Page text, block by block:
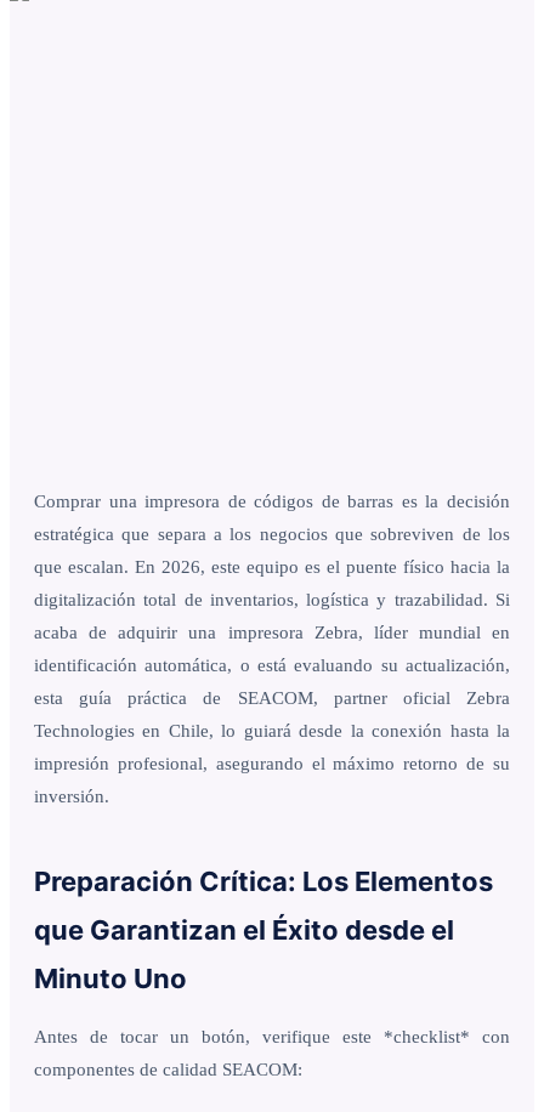
Comprar una impresora de códigos de barras es la decisión
estratégica que separa a los negocios que sobreviven de los
que escalan. En 2026, este equipo es el puente físico hacia la
digitalización total de inventarios, logística y trazabilidad. Si
acaba de adquirir una impresora Zebra, líder mundial en
identificación automática, o está evaluando su actualización,
esta guía práctica de SEACOM, partner oficial Zebra
Technologies en Chile, lo guiará desde la conexión hasta la
impresión profesional, asegurando el máximo retorno de su
inversión.
Preparación Crítica: Los Elementos
que Garantizan el Éxito desde el
Minuto Uno
Antes de tocar un botón, verifique este *checklist* con
componentes de calidad SEACOM: